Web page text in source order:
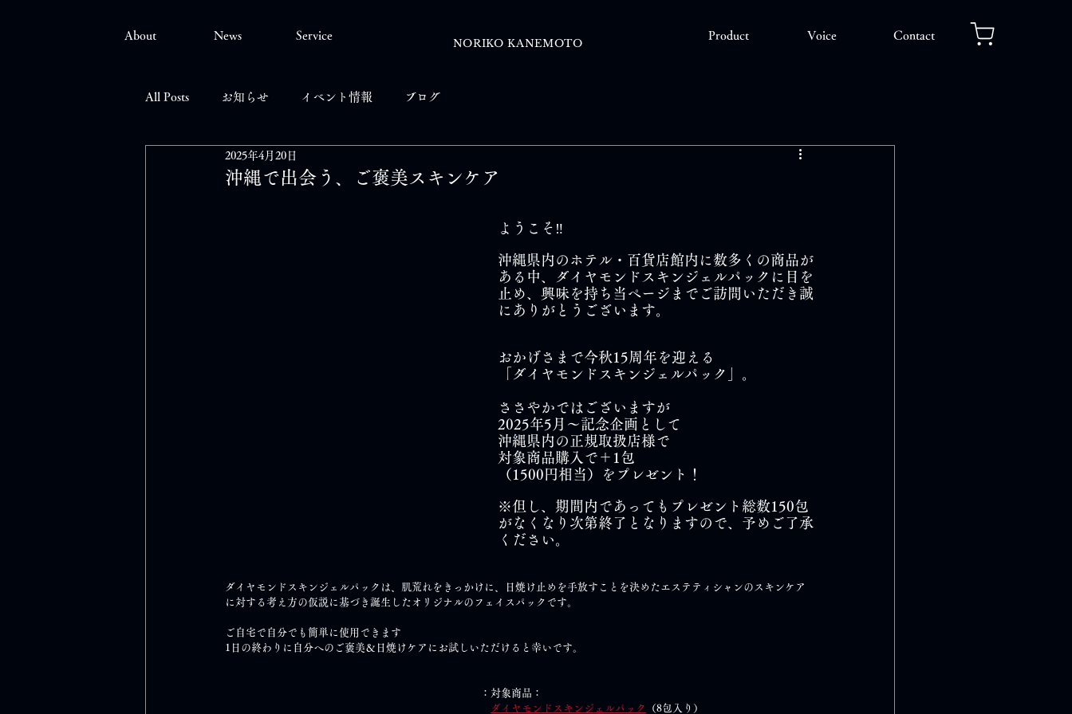
About News Service
NORIKO KANEMOTO
Product Voice Contact
All Posts お知らせ イベント情報 ブログ
沖縄で出会う、ご褒美スキンケア
2025年4月20日
ようこそ‼
沖縄県内のホテル・百貨店館内に数多くの商品が
ある中、ダイヤモンドスキンジェルパックに目を
止め、興味を持ち当ページまでご訪問いただき誠
にありがとうございます。
おかげさまで今秋15周年を迎える
「ダイヤモンドスキンジェルパック」。
ささやかではございますが
2025年5月～記念企画として
沖縄県内の正規取扱店様で
対象商品購入で＋1包
（1500円相当）をプレゼント！
※但し、期間内であってもプレゼント総数150包
がなくなり次第終了となりますので、予めご了承
ください。
ダイヤモンドスキンジェルパックは、肌荒れをきっかけに、日焼け止めを手放すことを決めたエステティシャンのスキンケア
に対する考え方の仮説に基づき誕生したオリジナルのフェイスパックです。
ご自宅で自分でも簡単に使用できます
1日の終わりに自分へのご褒美＆日焼けケアにお試しいただけると幸いです。
：対象商品：
ダイヤモンドスキンジェルパック
（8包入り）